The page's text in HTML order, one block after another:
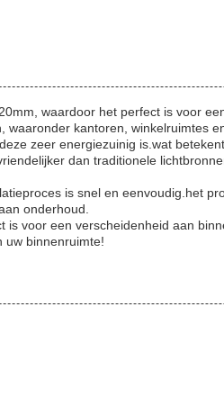
waardoor het perfect is voor
kantoren, winkelruimtes
zeer energiezuinig is.wat
dan traditionele
is snel en eenvoudig.het
onderhoud.
voor een verscheidenheid aan
uw binnenruimte!